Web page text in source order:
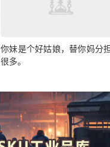
你妹是个好姑娘，替你妈分
很多。